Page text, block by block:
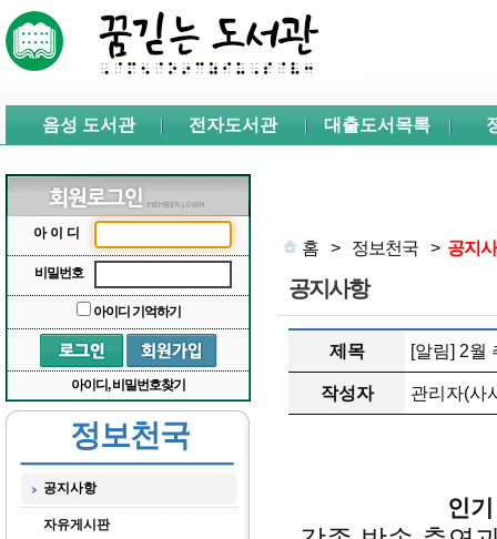
주메뉴 바로가기
서브메뉴 바로가기
음성 도서관 전자도서관 대출도서목록
아이디
비밀번호
아이디 기억하기
아이디, 비밀번호찾기
정보천국
공지사항
자유게시판
홈 > 정보천국 > 공지
공지사항
제목 [알림] 2월
작성자 관리자(사
인